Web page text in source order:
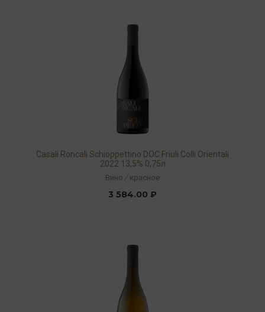
Casali Roncali Schioppettino DOC Friuli Colli Orientali
2022 13,5% 0,75л
Вино / красное
3 584.00 ₽